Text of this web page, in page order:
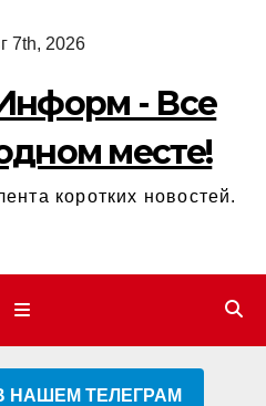
7th, 2026
- Все
месте!
коротких новостей.
НАШЕМ ТЕЛЕГРАМ